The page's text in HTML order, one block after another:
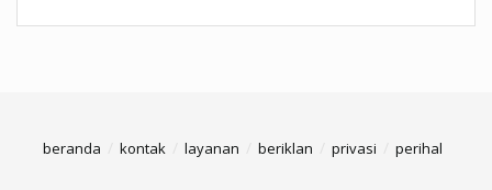
beranda kontak layanan beriklan privasi perihal